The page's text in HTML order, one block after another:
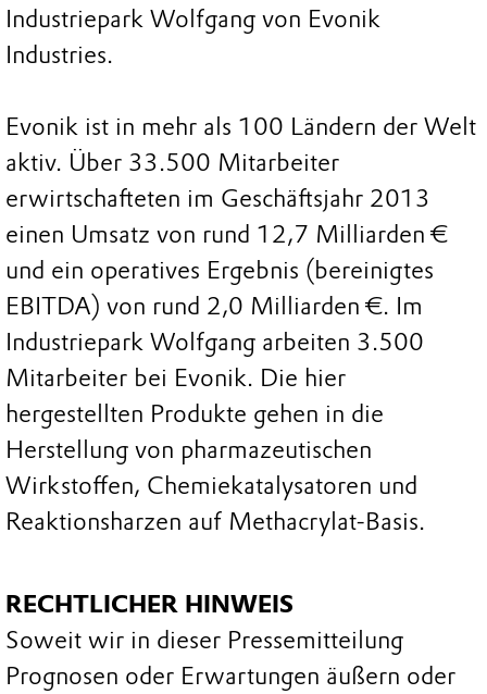
Industriepark Wolfgang von Evonik
Industries.
Evonik ist in mehr als 100 Ländern der Welt
aktiv. Über 33.500 Mitarbeiter
erwirtschafteten im Geschäftsjahr 2013
einen Umsatz von rund 12,7 Milliarden €
und ein operatives Ergebnis (bereinigtes
EBITDA) von rund 2,0 Milliarden €. Im
Industriepark Wolfgang arbeiten 3.500
Mitarbeiter bei Evonik. Die hier
hergestellten Produkte gehen in die
Herstellung von pharmazeutischen
Wirkstoffen, Chemiekatalysatoren und
Reaktionsharzen auf Methacrylat-Basis.
RECHTLICHER HINWEIS
Soweit wir in dieser Pressemitteilung
Prognosen oder Erwartungen äußern oder